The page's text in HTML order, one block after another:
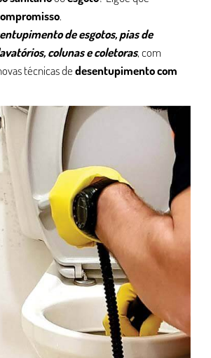
.
de esgotos, pias de
colunas e coletoras, com
técnicas dedesentupimento com